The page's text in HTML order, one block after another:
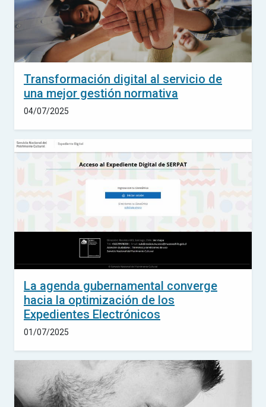
Transformación digital al servicio de
una mejor gestión normativa
04/07/2025
La agenda gubernamental converge
hacia la optimización de los
Expedientes Electrónicos
01/07/2025